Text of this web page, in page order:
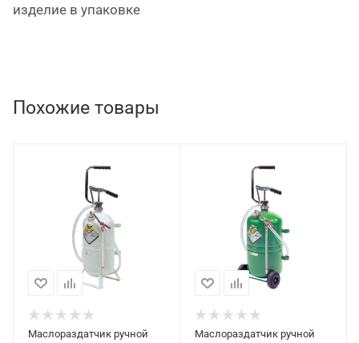
изделие в упаковке
Похожие товары
Маслораздатчик ручной
Маслораздатчик ручной